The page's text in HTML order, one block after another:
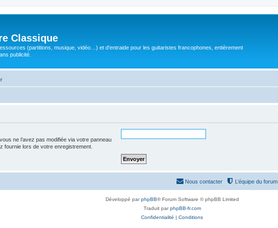
Classique
(partitions, musique, vidéo…) et d'entraide pour les guitaristes francophones, entièrement
publicité.
ne l’avez pas modifiée via votre panneau
fournie lors de votre enregistrement.
L’équipe du forum
Nous contacter
Développé parphpBB® Forum Software © phpBB Limited
Traduit parphpBB-fr.com
Confidentialité | Conditions